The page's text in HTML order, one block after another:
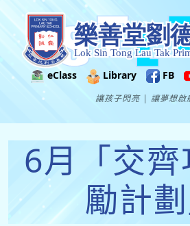
eClass Library FB
讓孩子閃亮 | 讓夢想
6月「交
勵計劃